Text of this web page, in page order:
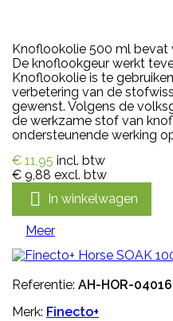
Knoflookolie 500 ml bevat
De knoflookgeur werkt
Knoflookolie is te
verbetering van de
gewenst. Volgens de
de werkzame stof van
ondersteunende werking
€ 11,95 incl. btw
€ 9,88 excl. btw
 In winkelwagen
Meer
Referentie: AH-HOR-04016
Merk: Finecto+